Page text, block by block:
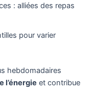
: alliées des repas
pour varier
hebdomadaires
l’énergie et contribue